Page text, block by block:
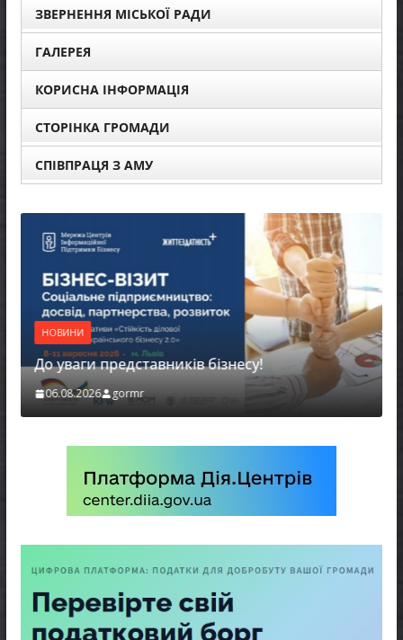
ЗВЕРНЕННЯ МІСЬКОЇ РАДИ
ГАЛЕРЕЯ
КОРИСНА ІНФОРМАЦІЯ
СТОРІНКА ГРОМАДИ
СПІВПРАЦЯ З АМУ
НОВИНИ
До уваги представників бізнесу!
06.08.2026 gormr